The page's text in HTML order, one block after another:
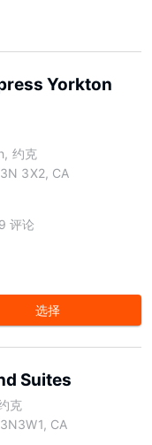
Yorkton
约克
3X2, CA
评论
选择
Suites
克
CA